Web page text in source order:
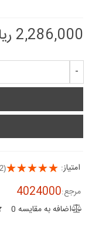
2,286,000 ریال
-
امتیاز: (2)
مرجع:4024000
اضافه به مقایسه 0